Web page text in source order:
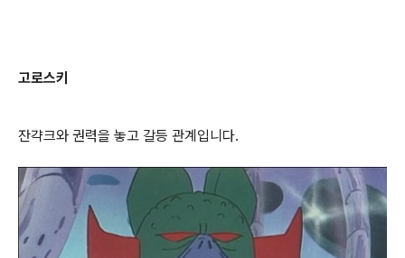
고로스키
잔갹크와 권력을 놓고 갈등 관계입니다.